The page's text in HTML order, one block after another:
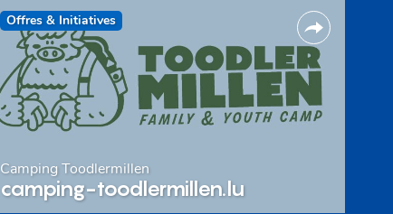
Offres & Initiatives
Camping Toodlermillen
camping-toodlermillen.lu